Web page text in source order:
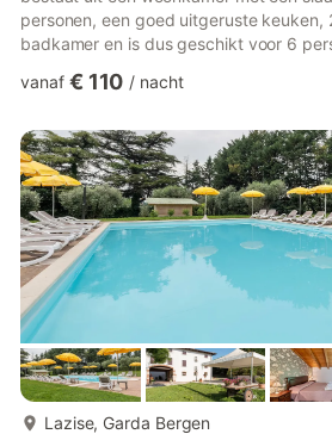
personen, een goed uitgeruste keuken,
badkamer en is dus geschikt voor 6
beschikbaar. Het hoogtepunt van deze
toegang tot een gedeelde buitenruimte
barbecue en een speeltuin. 2
op het terrein. Eén hu...
vanaf € 110 / nacht
Lazise, Garda Bergen